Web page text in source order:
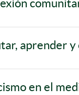
aprender y
en el